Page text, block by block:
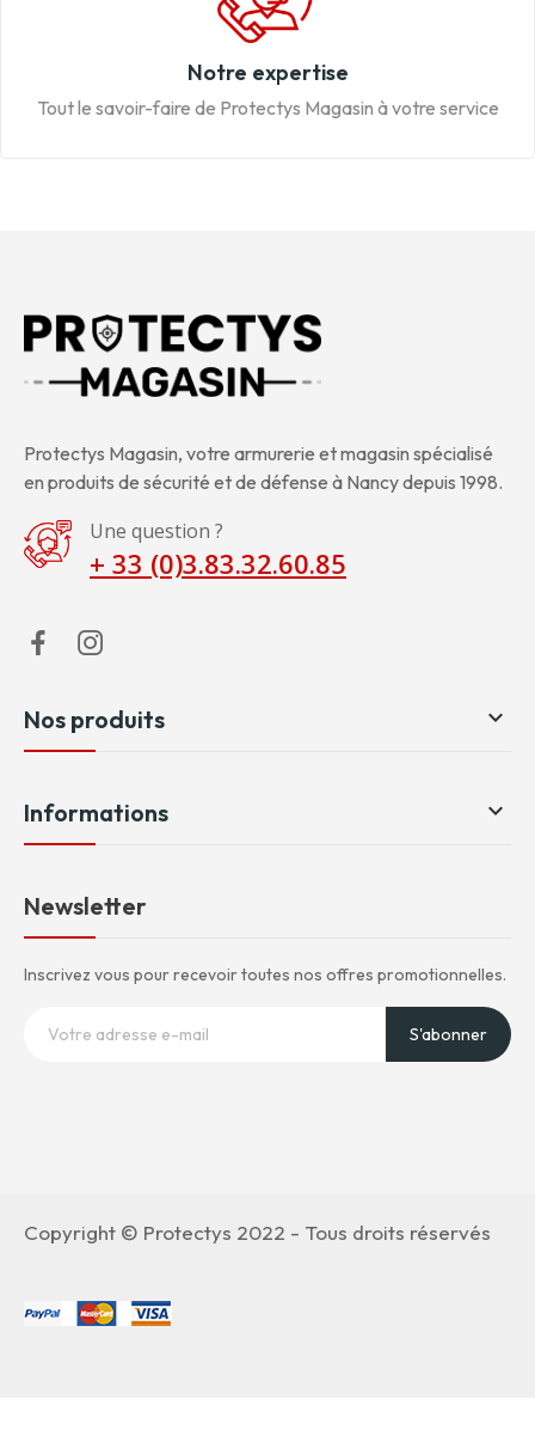
Notre expertise
Tout le savoir-faire de Protectys Magasin à votre service
Protectys Magasin, votre armurerie et magasin spécialisé
en produits de sécurité et de défense à Nancy depuis 1998.
Une question ?
+ 33 (0)3.83.32.60.85
Nos produits 
Informations 
Newsletter
Inscrivez vous pour recevoir toutes nos offres promotionnelles.
S'abonner
Copyright © Protectys 2022 - Tous droits réservés